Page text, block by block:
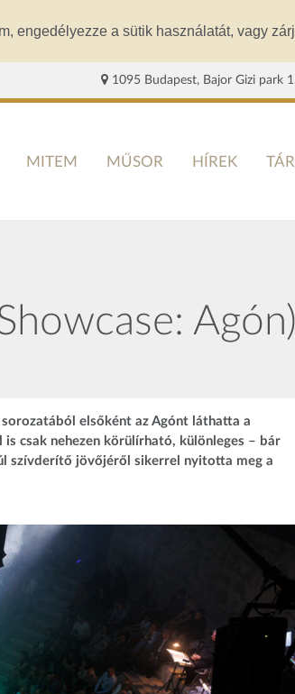
engedélyezze a sütik használatát, vagy
1095 Budapest, Bajor Gizi park
MITEM MŰSOR HÍREK
Agón)
elsőként az Agónt láthatta a
csak nehezen körülírható, különleges – bár
szívderítő jövőjéről sikerrel nyitotta meg a